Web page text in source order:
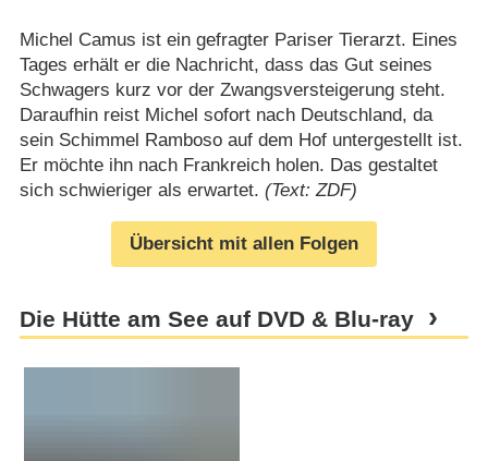
Michel Camus ist ein gefragter Pariser Tierarzt. Eines
Tages erhält er die Nachricht, dass das Gut seines
Schwagers kurz vor der Zwangsversteigerung steht.
Daraufhin reist Michel sofort nach Deutschland, da
sein Schimmel Ramboso auf dem Hof untergestellt ist.
Er möchte ihn nach Frankreich holen. Das gestaltet
sich schwieriger als erwartet. (Text: ZDF)
Übersicht mit allen Folgen
Die Hütte am See auf DVD & Blu-ray